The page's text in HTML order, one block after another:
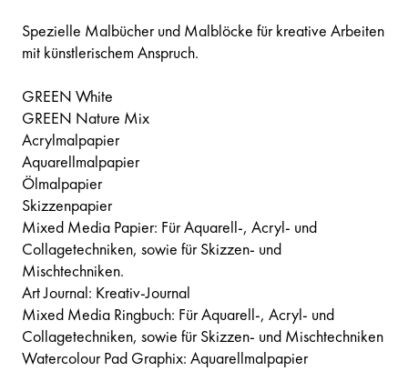
Spezielle Malbücher und Malblöcke für kreative Arbeiten
mit künstlerischem Anspruch.
GREEN White
GREEN Nature Mix
Acrylmalpapier
Aquarellmalpapier
Ölmalpapier
Skizzenpapier
Mixed Media Papier: Für Aquarell-, Acryl- und
Collagetechniken, sowie für Skizzen- und
Mischtechniken.
Art Journal: Kreativ-Journal
Mixed Media Ringbuch: Für Aquarell-, Acryl- und
Collagetechniken, sowie für Skizzen- und Mischtechniken
Watercolour Pad Graphix: Aquarellmalpapier